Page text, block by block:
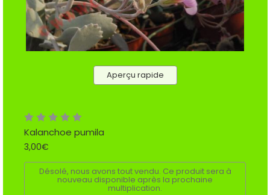
Aperçu rapide
Kalanchoe pumila
3,00€
Désolé, nous avons tout vendu. Ce produit sera à
nouveau disponible après la prochaine
multiplication.